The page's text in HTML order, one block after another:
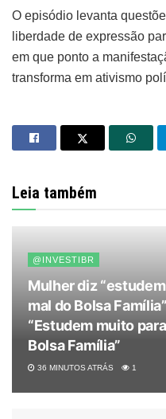
O episódio levanta
liberdade de expressão
em que ponto a
transforma em ativismo
Leia também
@INVESTIBR
Mulher diz
mal do Bolsa
“Estudem muito
Bolsa Família”
36 MINUTOS ATRÁS 1